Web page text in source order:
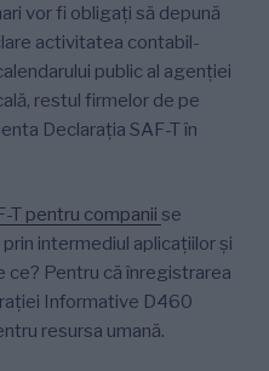
vor fi obligați să depună
activitatea contabil-
public al agenției
restul firmelor de pe
Declarația SAF-T în
T pentru companii se
intermediul aplicațiilor și
ce? Pentru că înregistrarea
Informative D460
resursa umană.